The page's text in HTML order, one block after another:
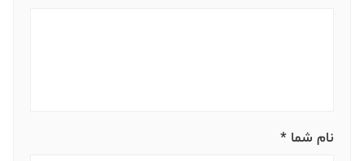
نام شما *